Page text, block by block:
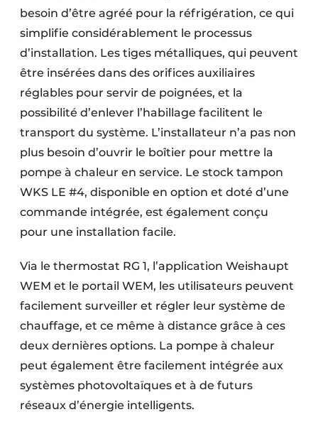
besoin d’être agréé pour la réfrigération, ce qui
simplifie considérablement le processus
d’installation. Les tiges métalliques, qui peuvent
être insérées dans des orifices auxiliaires
réglables pour servir de poignées, et la
possibilité d’enlever l’habillage facilitent le
transport du système. L’installateur n’a pas non
plus besoin d’ouvrir le boîtier pour mettre la
pompe à chaleur en service. Le stock tampon
WKS LE #4, disponible en option et doté d’une
commande intégrée, est également conçu
pour une installation facile.
Via le thermostat RG 1, l’application Weishaupt
WEM et le portail WEM, les utilisateurs peuvent
facilement surveiller et régler leur système de
chauffage, et ce même à distance grâce à ces
deux dernières options. La pompe à chaleur
peut également être facilement intégrée aux
systèmes photovoltaïques et à de futurs
réseaux d’énergie intelligents.